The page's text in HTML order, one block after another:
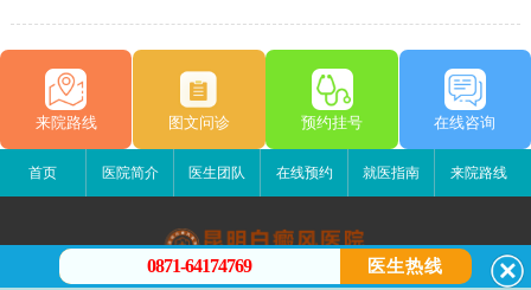
来院路线 图文问诊 预约挂号 在线咨询
首页 医院简介 医生团队 在线预约 就医指南 来院路线
0871-64174769 医生热线